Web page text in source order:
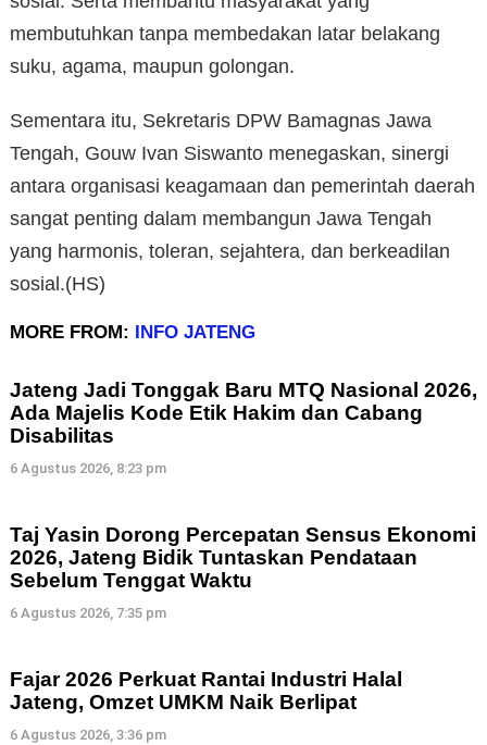
membutuhkan tanpa membedakan latar belakang
suku, agama, maupun golongan.
Sementara itu, Sekretaris DPW Bamagnas Jawa
Tengah, Gouw Ivan Siswanto menegaskan, sinergi
antara organisasi keagamaan dan pemerintah daerah
sangat penting dalam membangun Jawa Tengah
yang harmonis, toleran, sejahtera, dan berkeadilan
sosial.(HS)
MORE FROM: INFO JATENG
Jateng Jadi Tonggak Baru MTQ Nasional 2026,
Ada Majelis Kode Etik Hakim dan Cabang
Disabilitas
6 Agustus 2026, 8:23 pm
Taj Yasin Dorong Percepatan Sensus Ekonomi
2026, Jateng Bidik Tuntaskan Pendataan
Sebelum Tenggat Waktu
6 Agustus 2026, 7:35 pm
Fajar 2026 Perkuat Rantai Industri Halal
Jateng, Omzet UMKM Naik Berlipat
6 Agustus 2026, 3:36 pm